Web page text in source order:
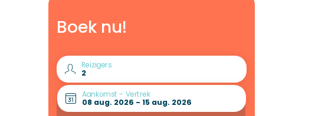
Boek nu!
Reizigers
Aankomst - Vertrek